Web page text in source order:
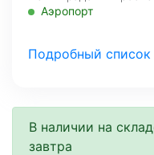
Аэропорт
МО, Красногорский г.
Нахимовский
Профсоюзная
Подробный список
В наличии на
завтра